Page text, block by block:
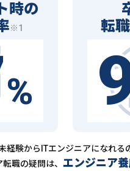
時の
※1
%
転
未経験からITエンジニアになれ
職の疑問は、 エンジニア